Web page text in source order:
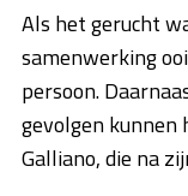
Als het gerucht
samenwerking
persoon.
gevolgen kunnen
Galliano, die na